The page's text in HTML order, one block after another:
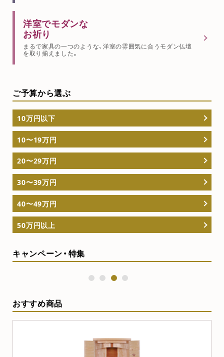
洋室でモダンな
お祈り
まるで家具の一つのような、洋室の雰囲気に合うモダン仏壇
を取り揃えました。
ご予算から選ぶ
10万円以下
10〜19万円
20〜29万円
30〜39万円
40〜49万円
50万円以上
キャンペーン・特集
3
おすすめ商品